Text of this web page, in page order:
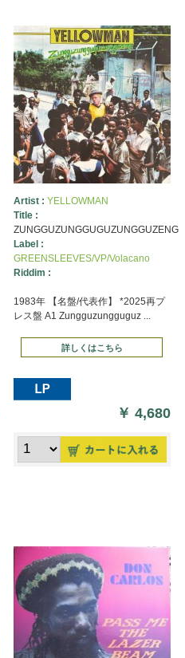
Artist : YELLOWMAN
Title :
ZUNGGUZUNGGUGUZUNGGUZENG
Label :
GREENSLEEVES/VP/Volacano
Riddim :
1983年 【名盤/代表作】 *2025再プ
レス盤 A1 Zungguzungguguz ...
詳しくはこちら
￥4,680